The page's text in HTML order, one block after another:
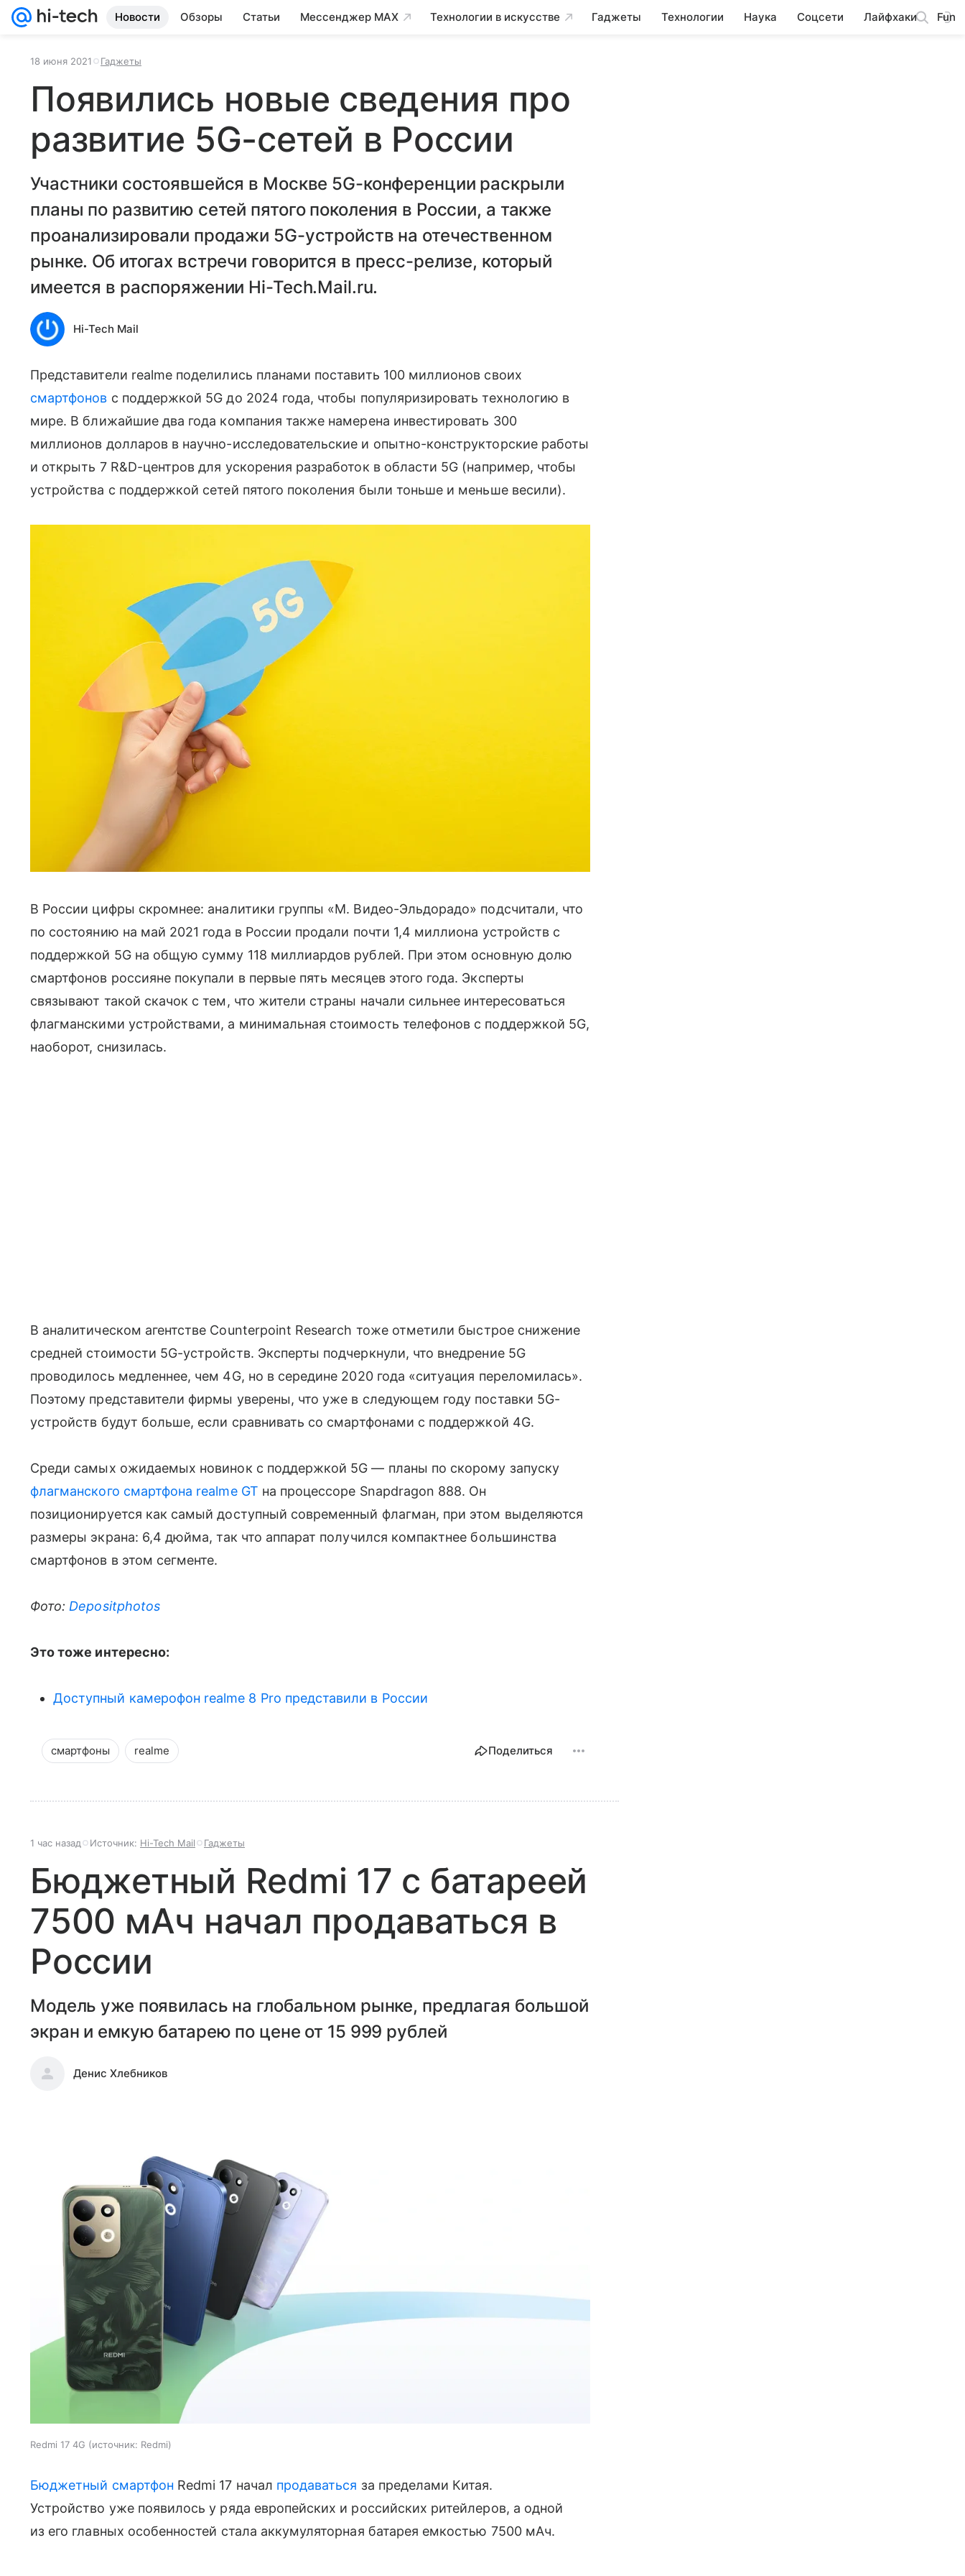
Новости Обзоры Статьи Мессенджер MAX Технологии в искусстве Гаджеты Технологии Наука Соцсети Лайфхаки Fun
18 июня 2021 Гаджеты
Появились новые сведения про
развитие 5G-сетей в России
Участники состоявшейся в Москве 5G-конференции раскрыли
планы по развитию сетей пятого поколения в России, а также
проанализировали продажи 5G-устройств на отечественном
рынке. Об итогах встречи говорится в пресс-релизе, который
имеется в распоряжении Hi-Tech.Mail.ru.
Hi-Tech Mail
Представители realme поделились планами поставить 100 миллионов своих
смартфонов с поддержкой 5G до 2024 года, чтобы популяризировать технологию в
мире. В ближайшие два года компания также намерена инвестировать 300
миллионов долларов в научно-исследовательские и опытно-конструкторские работы
и открыть 7 R&D-центров для ускорения разработок в области 5G (например, чтобы
устройства с поддержкой сетей пятого поколения были тоньше и меньше весили).
В России цифры скромнее: аналитики группы «М. Видео-Эльдорадо» подсчитали, что
по состоянию на май 2021 года в России продали почти 1,4 миллиона устройств с
поддержкой 5G на общую сумму 118 миллиардов рублей. При этом основную долю
смартфонов россияне покупали в первые пять месяцев этого года. Эксперты
связывают такой скачок с тем, что жители страны начали сильнее интересоваться
флагманскими устройствами, а минимальная стоимость телефонов с поддержкой 5G,
наоборот, снизилась.
В аналитическом агентстве Counterpoint Research тоже отметили быстрое снижение
средней стоимости 5G-устройств. Эксперты подчеркнули, что внедрение 5G
проводилось медленнее, чем 4G, но в середине 2020 года «ситуация переломилась».
Поэтому представители фирмы уверены, что уже в следующем году поставки 5G-
устройств будут больше, если сравнивать со смартфонами с поддержкой 4G.
Среди самых ожидаемых новинок с поддержкой 5G — планы по скорому запуску
флагманского смартфона realme GT на процессоре Snapdragon 888. Он
позиционируется как самый доступный современный флагман, при этом выделяются
размеры экрана: 6,4 дюйма, так что аппарат получился компактнее большинства
смартфонов в этом сегменте.
Фото: Depositphotos
Это тоже интересно:
Доступный камерофон realme 8 Pro представили в России
смартфоны realme Поделиться
1 час назад Источник: Hi-Tech Mail Гаджеты
Бюджетный Redmi 17 с батареей
7500 мАч начал продаваться в
России
Модель уже появилась на глобальном рынке, предлагая большой
экран и емкую батарею по цене от 15 999 рублей
Денис Хлебников
Redmi 17 4G источник: Redmi
Бюджетный смартфон Redmi 17 начал продаваться за пределами Китая.
Устройство уже появилось у ряда европейских и российских ритейлеров, а одной
из его главных особенностей стала аккумуляторная батарея емкостью 7500 мАч.